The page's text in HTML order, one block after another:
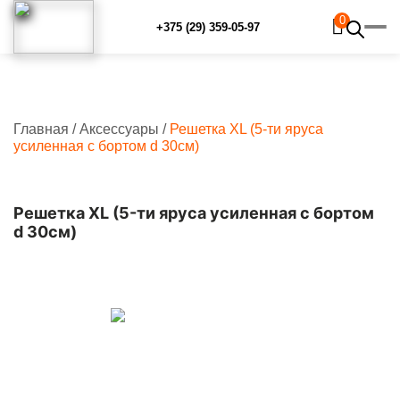
+375 (29) 359-05-97 0
Главная
Каталог
Наш YouTube-канал
Главная / Аксессуары /Решетка XL (5-ти яруса
усиленная с бортом d 30см)
Решетка XL (5-ти яруса усиленная с бортом
d 30см)